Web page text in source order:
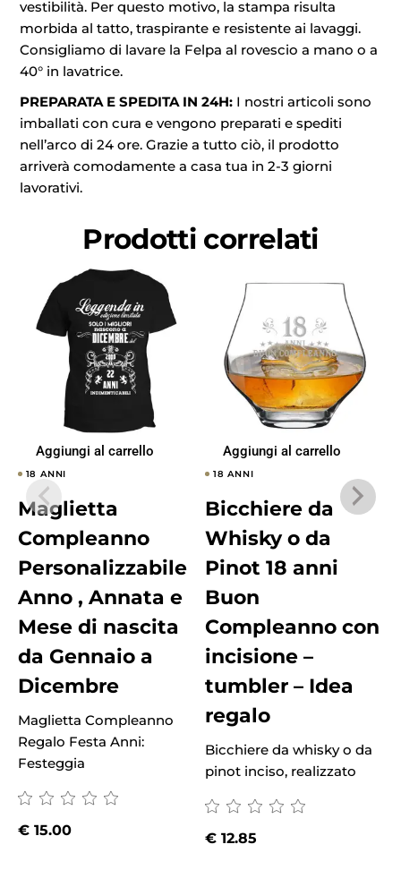
vestibilità. Per questo motivo, la stampa risulta
morbida al tatto, traspirante e resistente ai lavaggi.
Consigliamo di lavare la Felpa al rovescio a mano o a
40° in lavatrice.
PREPARATA E SPEDITA IN 24H: I nostri articoli sono
imballati con cura e vengono preparati e spediti
nell’arco di 24 ore. Grazie a tutto ciò, il prodotto
arriverà comodamente a casa tua in 2-3 giorni
lavorativi.
Prodotti correlati
Aggiungi al carrello
18 ANNI
Maglietta
Compleanno
Personalizzabile
Anno , Annata e
Mese di nascita
da Gennaio a
Dicembre
Maglietta Compleanno
Regalo Festa Anni:
Festeggia
€15.00
Aggiungi al carrello
18 ANNI
Bicchiere da
Whisky o da
Pinot 18 anni
Buon
Compleanno con
incisione –
tumbler – Idea
regalo
Bicchiere da whisky o da
pinot inciso, realizzato
€ 12.85